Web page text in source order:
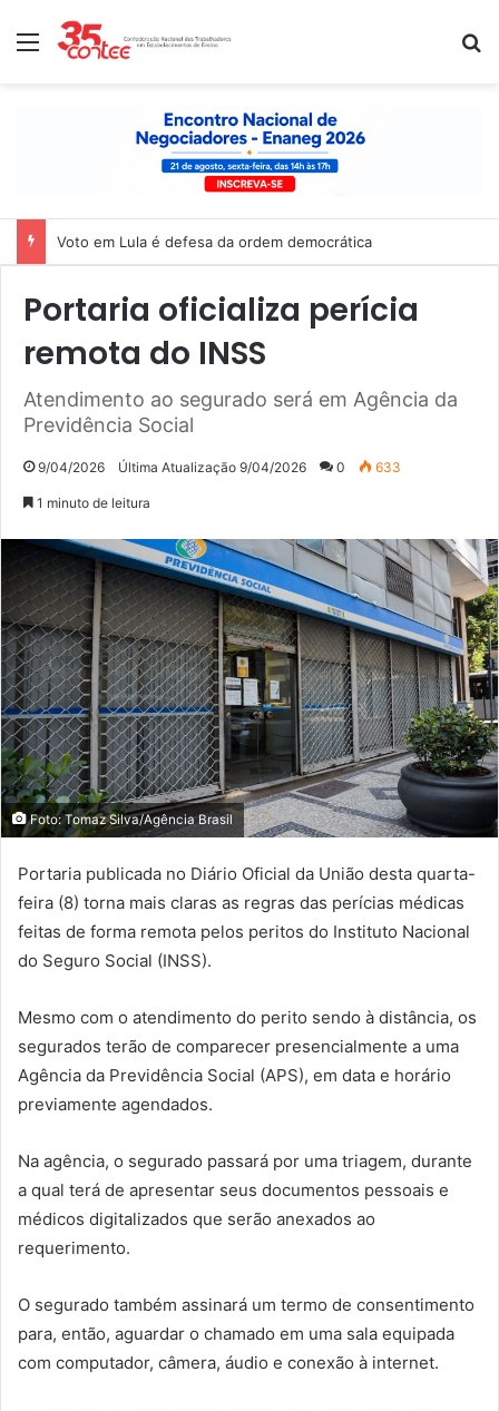
Menu
Voto em Lula é defesa da ordem democrática
Portaria oficializa perícia
remota do INSS
Atendimento ao segurado será em Agência da
Previdência Social
9/04/2026 Última Atualização 9/04/2026 0 633
1 minuto de leitura
Foto: Tomaz Silva/Agência Brasil
Portaria publicada no Diário Oficial da União desta quarta-
feira (8) torna mais claras as regras das perícias médicas
feitas de forma remota pelos peritos do Instituto Nacional
do Seguro Social (INSS).
Mesmo com o atendimento do perito sendo à distância, os
segurados terão de comparecer presencialmente a uma
Agência da Previdência Social (APS), em data e horário
previamente agendados.
Na agência, o segurado passará por uma triagem, durante
a qual terá de apresentar seus documentos pessoais e
médicos digitalizados que serão anexados ao
requerimento.
O segurado também assinará um termo de consentimento
para, então, aguardar o chamado em uma sala equipada
com computador, câmera, áudio e conexão à internet.